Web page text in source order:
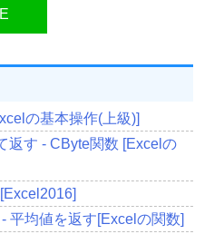
の基本操作(上級)]
返す - CByte関数 [Excelの
平均値を返す[Excelの関数]